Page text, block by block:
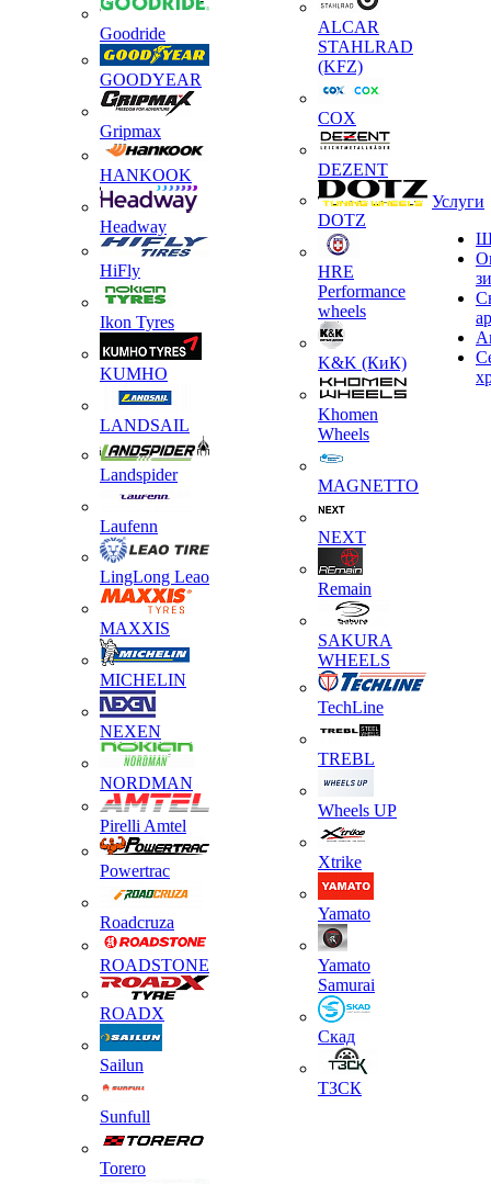
Goodride
GOODYEAR
Gripmax
HANKOOK
Headway
HiFly
Ikon Tyres
KUMHO
LANDSAIL
Landspider
Laufenn
LingLong Leao
MAXXIS
MICHELIN
NEXEN
NORDMAN
Pirelli Amtel
Powertrac
Roadcruza
ROADSTONE
ROADX
Sailun
Sunfull
Torero
ALCAR
STAHLRAD
(KFZ)
COX
DEZENT
DOTZ
HRE
Performance
wheels
K&K (КиК)
Khomen
Wheels
MAGNETTO
NEXT
Remain
SAKURA
WHEELS
TechLine
TREBL
Wheels UP
Xtrike
Yamato
Yamato
Samurai
Скад
ТЗСК
Услуги